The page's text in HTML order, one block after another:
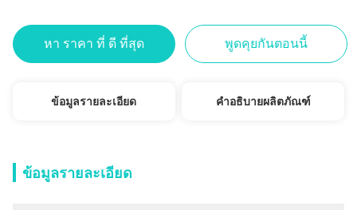
หา ราคา ที่ ดี ที่สุด พูดคุยกันตอนนี้
ข้อมูลรายละเอียด คำอธิบายผลิตภัณฑ์
ข้อมูลรายละเอียด